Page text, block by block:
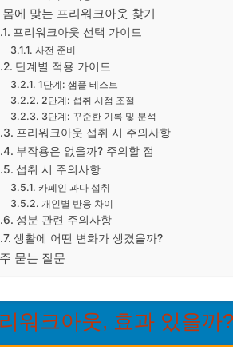
몸에 맞는 프리워크아웃 찾기
프리워크아웃 선택 가이드
사전 준비
단계별 적용 가이드
1단계: 샘플 테스트
2단계: 섭취 시점 조절
3단계: 꾸준한 기록 및 분석
프리워크아웃 섭취 시 주의사항
부작용은 없을까? 주의할 점
섭취 시 주의사항
카페인 과다 섭취
개인별 반응 차이
성분 관련 주의사항
생활에 어떤 변화가 생겼을까?
묻는 질문
워크아웃, 효과 있을까?